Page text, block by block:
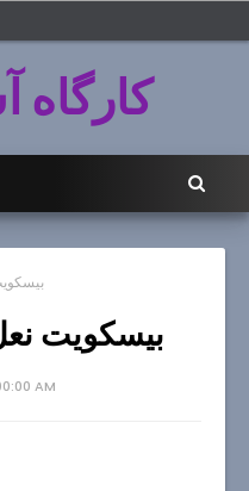
بيسكويت
AM